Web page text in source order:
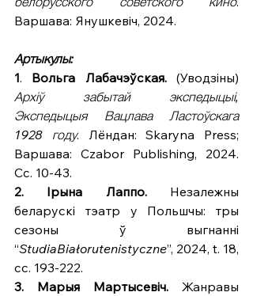
Варшава: Янушкевіч, 2024.
Артыкулы:
1. Вольга Лабачэўская.
Архіў забытай экспедыцыі,
Экспедыцыя Вацлава Ластоўскага
1928 году. Лёндан: Skaryna Press;
Варшава: Czabor Publishing, 2024.
Сс. 10-43.
2. Ірына
Лаппо. Незалежны
беларускі тэатр у Польшчы: тры
сезоны ў выгнанні
“StudiaBiałorutenistyczne”, 2024, t. 18,
сс. 193-222.
3.
Марыя Мартысевіч. Жанравы